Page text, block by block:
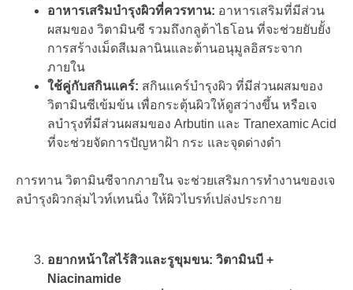
อาหารเสริมบำรุงผิวที่ควรทาน: อาหารเสริมที่มีส่วน
ผสมของ วิตามินซี รวมถึงกลูต้าไธโอน ที่จะช่วยยับยั้ง
การสร้างเม็ดสีเมลานินและต้านอนุมูลอิสระจาก
ภายใน
ใช้คู่กับสกินแคร์: สกินแคร์บำรุงผิว ที่มีส่วนผสมของ
วิตามินซีเข้มข้น เพื่อกระตุ้นผิวให้ดูสว่างขึ้น หรือเจ
ลบำรุงที่มีส่วนผสมของ Arbutin และ Tranexamic Acid
ที่จะช่วยจัดการปัญหาฝ้า กระ และจุดด่างดำ
การทาน วิตามินซีจากภายใน จะช่วยเสริมการทำงานของเจ
ลบำรุงผิวกลุ่มไวท์เทนนิ่ง ให้ผิวไบรท์เปล่งประกาย
อยากหน้าใสไร้สิวและรูขุมขน: วิตามินบี +
Niacinamide